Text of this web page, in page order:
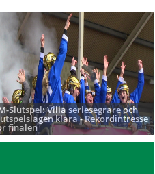
Slutspel: Villa seriesegrare och
klara - Rekordintresse
finalen